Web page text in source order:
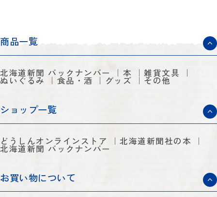
商品一覧
北海道新聞 バックナンバー 本 雑貨文具
ぬいぐるみ 食品・酒 グッズ その他
ショップ一覧
どうしんオンラインストア 北海道新聞社の本
北海道新聞 バックナンバー
お買い物について